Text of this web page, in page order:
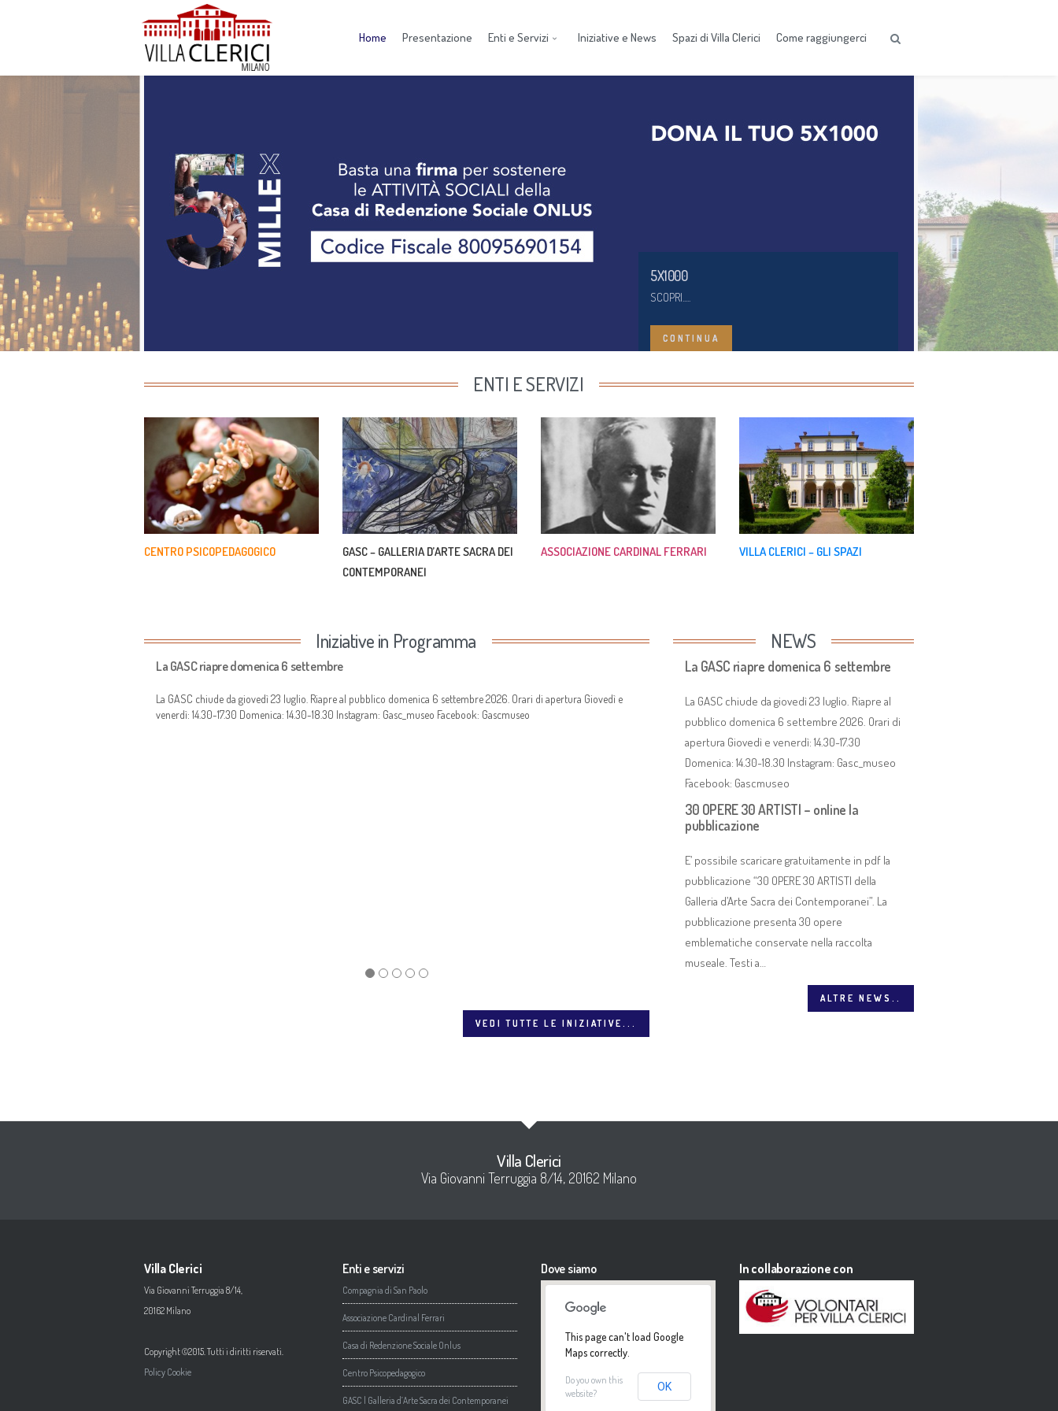
Home Presentazione Enti e Servizi Iniziative e News Spazi di Villa Clerici Come raggiungerci
CONTINUA
ENTI E SERVIZI
CENTRO PSICOPEDAGOGICO
GASC – GALLERIA D’ARTE SACRA DEI
CONTEMPORANEI
ASSOCIAZIONE CARDINAL FERRARI VILLA CLERICI – GLI SPAZI
Iniziative in Programma
La GASC riapre domenica 6 settembre
La GASC chiude da giovedì 23 luglio. Riapre al pubblico domenica 6 settembre 2026. Orari di apertura Giovedì e
venerdì: 14.30-17.30 Domenica: 14.30-18.30 Instagram: Gasc_museo Facebook: Gascmuseo
30 OPERE 30 ARTISTI – online la pubblicazione
E’ possibile scaricare gratuitamente in pdf la pubblicazione “30 OPERE 30 ARTISTI della
Contemporanei”. La pubblicazione presenta 30 opere emblematiche conservate nella raccolta
VEDI TUTTE LE INIZIATIVE...
NEWS
La GASC riapre domenica 6 settembre
La GASC chiude da giovedì 23 luglio. Riapre al
pubblico domenica 6 settembre 2026. Orari di
apertura Giovedì e venerdì: 14.30-17.30
Domenica: 14.30-18.30 Instagram: Gasc_museo
Facebook: Gascmuseo
30 OPERE 30 ARTISTI – online la
pubblicazione
E’ possibile scaricare gratuitamente in pdf la
pubblicazione “30 OPERE 30 ARTISTI della
Galleria d’Arte Sacra dei Contemporanei”. La
pubblicazione presenta 30 opere
emblematiche conservate nella raccolta
museale. Testi a…
ALTRE NEWS..
Villa Clerici
Via Giovanni Terruggia 8/14, 20162 Milano
Villa Clerici
Via Giovanni Terruggia 8/14,
20162 Milano
Copyright ©2015. Tutti i diritti riservati.
Policy Cookie
Enti e servizi
Compagnia di San Paolo
Associazione Cardinal Ferrari
Casa di Redenzione Sociale Onlus
Centro Psicopedagogico
GASC | Galleria d’Arte Sacra dei Contemporanei
Dove siamo
This page can't load Google
Maps correctly.
Do you own this
website?
OK
In collaborazione con